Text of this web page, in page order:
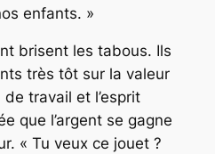
enfants. »
brisent les tabous. Ils
très tôt sur la valeur
travail et l’esprit
que l’argent se gagne
« Tu veux ce jouet ?